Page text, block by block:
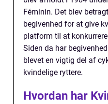
Féminin. Det blev
begivenhed for at give
platform til at
Siden da har
blevet en vigtig del af
kvindelige ryttere.
Hvordan har